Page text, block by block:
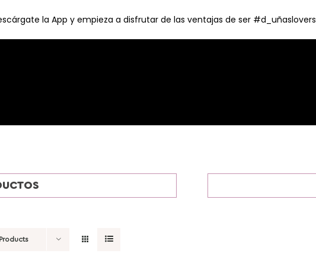
la App y empieza a disfrutar de las ventajas de ser #d_uñaslovers